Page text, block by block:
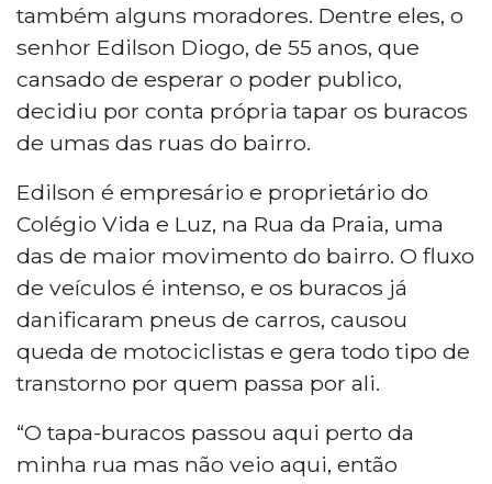
também alguns moradores. Dentre eles, o
senhor Edilson Diogo, de 55 anos, que
cansado de esperar o poder publico,
decidiu por conta própria tapar os buracos
de umas das ruas do bairro.
Edilson é empresário e proprietário do
Colégio Vida e Luz, na Rua da Praia, uma
das de maior movimento do bairro. O fluxo
de veículos é intenso, e os buracos já
danificaram pneus de carros, causou
queda de motociclistas e gera todo tipo de
transtorno por quem passa por ali.
“O tapa-buracos passou aqui perto da
minha rua mas não veio aqui, então